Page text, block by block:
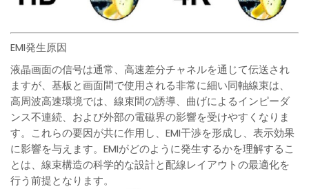
EMI発生原因
液晶画面の信号は通常、高速差分チャネルを通じて伝送され
ますが、基板と画面間で使用される非常に細い同軸線束は、
高周波高速環境では、線束間の誘導、曲げによるインピーダ
ンス不連続、および外部の電磁界の影響を受けやすくなりま
す。これらの要因が共に作用し、EMI干渉を形成し、表示効果
に影響を与えます。EMIがどのように発生するかを理解するこ
とは、線束構造の科学的な設計と配線レイアウトの最適化を
行う前提となります。